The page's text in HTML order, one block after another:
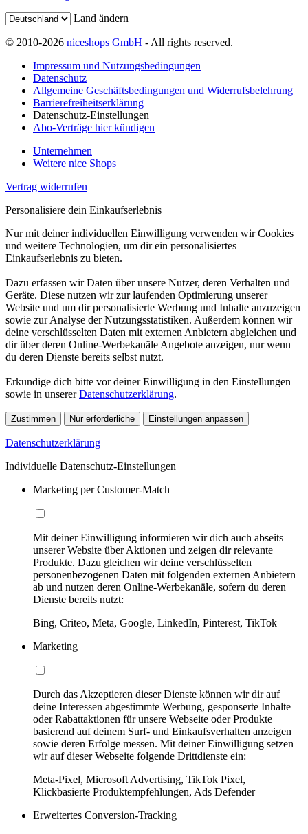
Land ändern
© 2010-2026 niceshops GmbH - All rights reserved.
Impressum und Nutzungsbedingungen
Datenschutz
Allgemeine Geschäftsbedingungen und Widerrufsbelehrung
Barrierefreiheitserklärung
Datenschutz-Einstellungen
Abo-Verträge hier kündigen
Unternehmen
Weitere nice Shops
Vertrag widerrufen
Personalisiere dein Einkaufserlebnis
Nur mit deiner individuellen Einwilligung verwenden wir Cookies
und weitere Technologien, um dir ein personalisiertes
Einkaufserlebnis zu bieten.
Dazu erfassen wir Daten über unsere Nutzer, deren Verhalten und
Geräte. Diese nutzen wir zur laufenden Optimierung unserer
Website und um dir personalisierte Werbung und Inhalte anzuzeigen
sowie zur Analyse der Nutzungsstatistiken. Außerdem können wir
deine verschlüsselten Daten mit externen Anbietern abgleichen und
dir über deren Online-Werbekanäle Angebote anzeigen, nur wenn
du deren Dienste bereits selbst nutzt.
Erkundige dich bitte vor deiner Einwilligung in den Einstellungen
sowie in unsererDatenschutzerklärung.
Zustimmen Nur erforderliche Einstellungen anpassen
Datenschutzerklärung
Individuelle Datenschutz-Einstellungen
Marketing per Customer-Match
Mit deiner Einwilligung informieren wir dich auch abseits
unserer Website über Aktionen und zeigen dir relevante
Produkte. Dazu gleichen wir deine verschlüsselten
personenbezogenen Daten mit folgenden externen Anbietern
ab und nutzen deren Online-Werbekanäle, sofern du deren
Dienste bereits nutzt:
Bing, Criteo, Meta, Google, LinkedIn, Pinterest, TikTok
Marketing
Durch das Akzeptieren dieser Dienste können wir dir auf
deine Interessen abgestimmte Werbung, gesponserte Inhalte
oder Rabattaktionen für unsere Webseite oder Produkte
basierend auf deinem Surf- und Einkaufsverhalten anzeigen
sowie deren Erfolge messen. Mit deiner Einwilligung setzen
wir auf dieser Webseite folgende Drittdienste ein:
Meta-Pixel, Microsoft Advertising, TikTok Pixel,
Klickbasierte Produktempfehlungen, Ads Defender
Erweitertes Conversion-Tracking